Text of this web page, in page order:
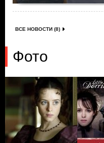
ВСЕ НОВОСТИ (8)
Фото